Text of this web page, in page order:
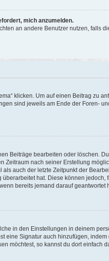
mich anzumelden.
an andere Benutzer nutzen, falls
klicken. Um auf einen Beitrag zu
sind jeweils am Ende der Foren-
Beiträge bearbeiten oder löschen.
nach seiner Erstellung
auch der letzte Zeitpunkt der
hat. Diese können
bereits jemand darauf geantwortet
in den Einstellungen in deinem
eine Signatur auch hinzufügen,
möchtest, so kannst du dort einfach